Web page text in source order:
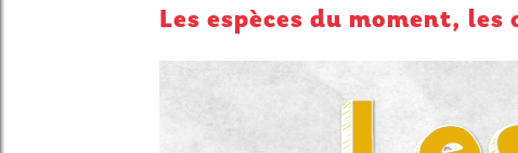
Les espèces du moment,